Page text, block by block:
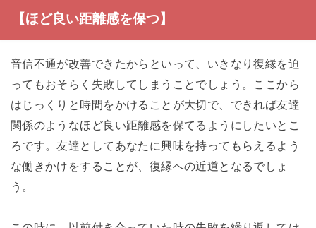
【ほど良い距離感を保つ】
音信不通が改善できたからといって、いきなり復縁を迫
ってもおそらく失敗してしまうことでしょう。ここから
はじっくりと時間をかけることが大切で、できれば友達
関係のようなほど良い距離感を保てるようにしたいとこ
ろです。友達としてあなたに興味を持ってもらえるよう
な働きかけをすることが、復縁への近道となるでしょ
う。